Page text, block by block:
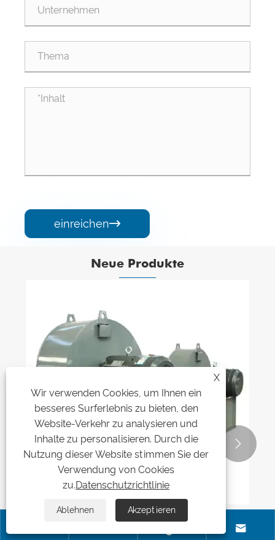
einreichen
Neue Produkte
 

X
Wir verwenden Cookies, um Ihnen ein
besseres Surferlebnis zu bieten, den
Website-Verkehr zu analysieren und
Inhalte zu personalisieren. Durch die
Nutzung dieser Website stimmen Sie der
Verwendung von Cookies
zu.Datenschutzrichtlinie
Ablehnen Akzeptieren